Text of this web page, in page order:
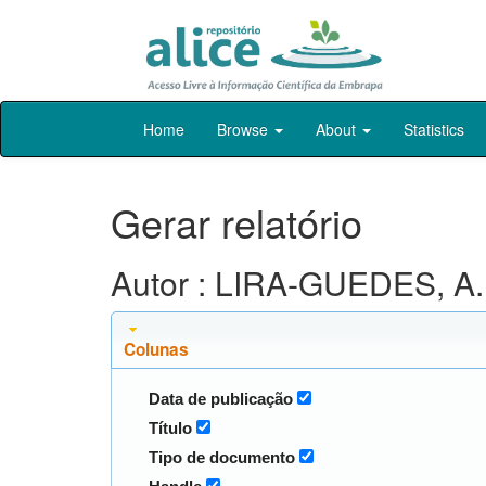
Skip
Home Browse About Statistics
Gerar relatório
Autor : LIRA-GUEDES,
Colunas
Data de publicação
Título
Tipo de documento